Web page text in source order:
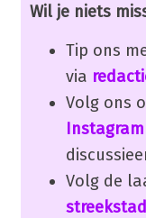
Wil je niets
Tip ons
via
Volg ons
Instagram
Volg de